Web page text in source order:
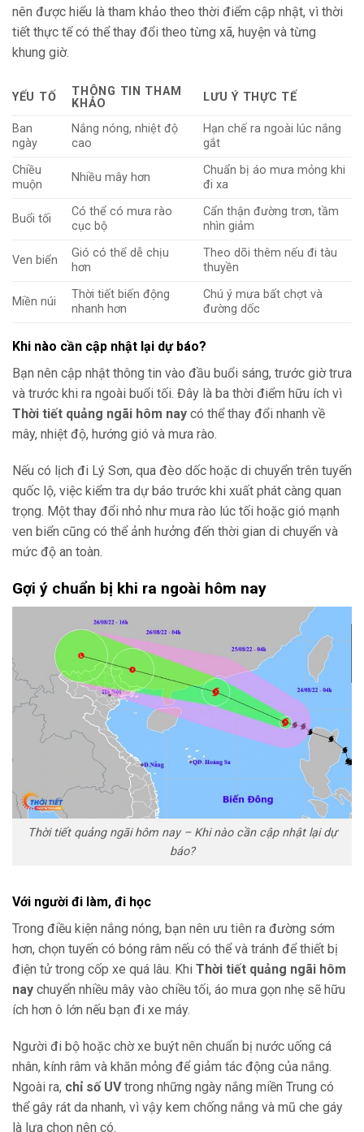
nên được hiểu là tham khảo theo thời điểm cập nhật, vì thời
tiết thực tế có thể thay đổi theo từng xã, huyện và từng
khung giờ.
YẾU TỐ
THÔNG TIN THAM
KHẢO
LƯU Ý THỰC TẾ
Ban
ngày
Nắng nóng, nhiệt độ
cao
Hạn chế ra ngoài lúc nắng
gắt
Chiều
muộn
Nhiều mây hơn
Chuẩn bị áo mưa mỏng khi
đi xa
Buổi tối
Có thể có mưa rào
cục bộ
Cẩn thận đường trơn, tầm
nhìn giảm
Ven biển
Gió có thể dễ chịu
hơn
Theo dõi thêm nếu đi tàu
thuyền
Miền núi
Thời tiết biến động
nhanh hơn
Chú ý mưa bất chợt và
đường dốc
Khi nào cần cập nhật lại dự báo?
Bạn nên cập nhật thông tin vào đầu buổi sáng, trước giờ trưa
và trước khi ra ngoài buổi tối. Đây là ba thời điểm hữu ích vì
Thời tiết quảng ngãi hôm nay có thể thay đổi nhanh về
mây, nhiệt độ, hướng gió và mưa rào.
Nếu có lịch đi Lý Sơn, qua đèo dốc hoặc di chuyển trên tuyến
quốc lộ, việc kiểm tra dự báo trước khi xuất phát càng quan
trọng. Một thay đổi nhỏ như mưa rào lúc tối hoặc gió mạnh
ven biển cũng có thể ảnh hưởng đến thời gian di chuyển và
mức độ an toàn.
Gợi ý chuẩn bị khi ra ngoài hôm nay
Thời tiết quảng ngãi hôm nay – Khi nào cần cập nhật lại dự
báo?
Với người đi làm, đi học
Trong điều kiện nắng nóng, bạn nên ưu tiên ra đường sớm
hơn, chọn tuyến có bóng râm nếu có thể và tránh để thiết bị
điện tử trong cốp xe quá lâu. Khi Thời tiết quảng ngãi hôm
nay chuyển nhiều mây vào chiều tối, áo mưa gọn nhẹ sẽ hữu
ích hơn ô lớn nếu bạn đi xe máy.
Người đi bộ hoặc chờ xe buýt nên chuẩn bị nước uống cá
nhân, kính râm và khăn mỏng để giảm tác động của nắng.
Ngoài ra, chỉ số UVtrong những ngày nắng miền Trung có
thể gây rát da nhanh, vì vậy kem chống nắng và mũ che gáy
là lựa chọn nên có.